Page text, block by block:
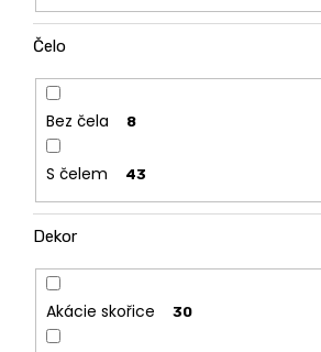
Čelo
Bez čela 8
S čelem 43
Dekor
Akácie skořice 30